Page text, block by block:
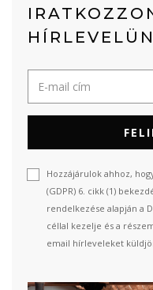
Hozzájárulok ahhoz,
(GDPR) 6. cikk (1)
rendelkezése alapján a
céllal kezelje és a
email hírleveleket